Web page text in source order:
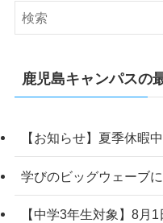
鹿児島キャンパスの
【お知らせ】夏季休暇
学びのビッグウェーブ
【中学3年生対象】8月